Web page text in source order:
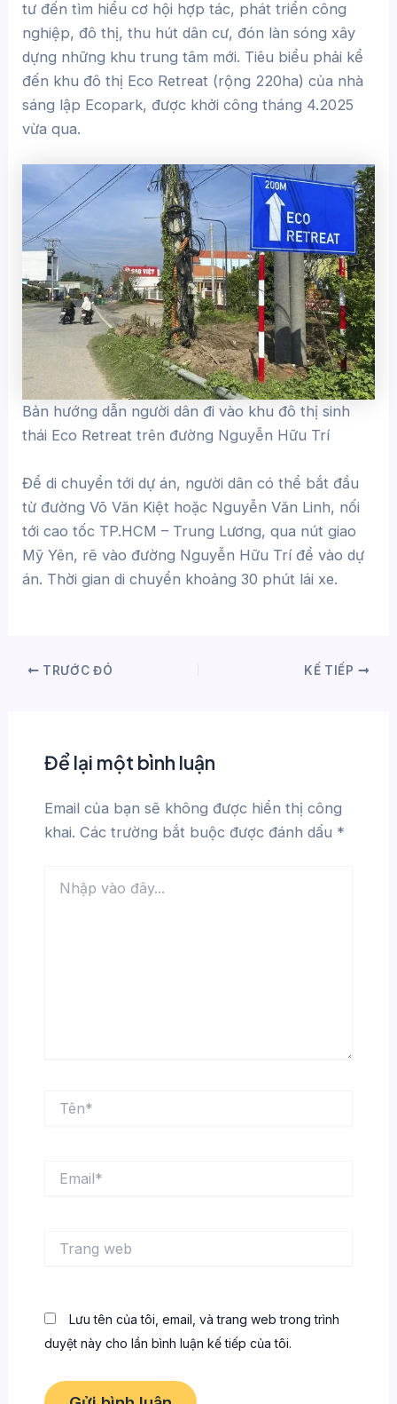
tư đến tìm hiểu cơ hội hợp tác, phát triển công
nghiệp, đô thị, thu hút dân cư, đón làn sóng xây
dựng những khu trung tâm mới. Tiêu biểu phải kể
đến khu đô thị Eco Retreat (rộng 220ha) của nhà
sáng lập Ecopark, được khởi công tháng 4.2025
vừa qua.
Bản hướng dẫn người dân đi vào khu đô thị sinh
thái Eco Retreat trên đường Nguyễn Hữu Trí
Để di chuyển tới dự án, người dân có thể bắt đầu
từ đường Võ Văn Kiệt hoặc Nguyễn Văn Linh, nối
tới cao tốc TP.HCM – Trung Lương, qua nút giao
Mỹ Yên, rẽ vào đường Nguyễn Hữu Trí để vào dự
án. Thời gian di chuyển khoảng 30 phút lái xe.
TRƯỚC ĐÓ KẾ TIẾP
Để lại một bình luận
Email của bạn sẽ không được hiển thị công
khai. Các trường bắt buộc được đánh dấu *
vào
web
Lưu tên của tôi, email, và trang web trong trình
duyệt này cho lần bình luận kế tiếp của tôi.